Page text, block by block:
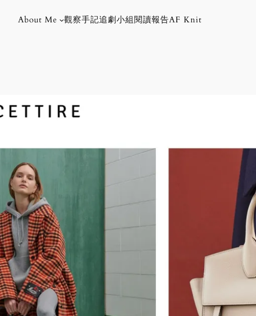
About Me 觀察手記追劇小組閱讀報告AF Knit